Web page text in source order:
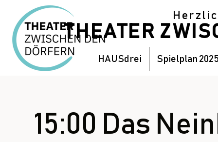
THEATER
HAUSdrei Spielplan
15:00 Das